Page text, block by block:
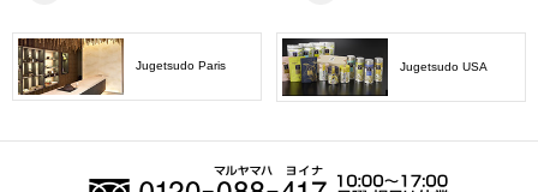
Jugetsudo Paris Jugetsudo USA